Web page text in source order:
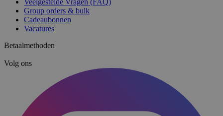
Group orders & bulk
Cadeaubonnen
Vacatures
Betaalmethoden
Volg ons